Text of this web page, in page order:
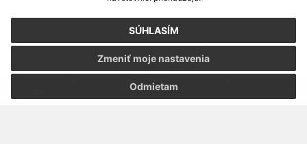
SÚHLASÍM
Odmietam
Zmeniť moje nastavenia
Posledná aktualizácia:05.08.2026
Vytlačiť stránku|Vyhlásenie o prístupnosti